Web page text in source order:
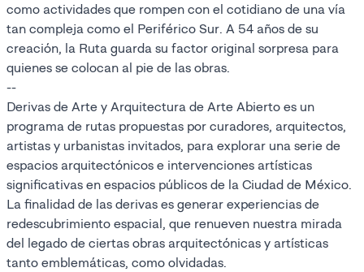
como actividades que rompen con el cotidiano de una vía
tan compleja como el Periférico Sur. A 54 años de su
creación, la Ruta guarda su factor original sorpresa para
quienes se colocan al pie de las obras.
--
Derivas de Arte y Arquitectura de Arte Abierto es un
programa de rutas propuestas por curadores, arquitectos,
artistas y urbanistas invitados, para explorar una serie de
espacios arquitectónicos e intervenciones artísticas
significativas en espacios públicos de la Ciudad de México.
La finalidad de las derivas es generar experiencias de
redescubrimiento espacial, que renueven nuestra mirada
del legado de ciertas obras arquitectónicas y artísticas
tanto emblemáticas, como olvidadas.